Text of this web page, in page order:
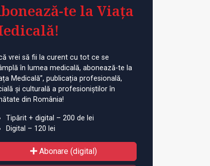
te la Viața
vrei să fii la curent cu tot ce se
în lumea medicală, abonează-te la
Medicală”, publicația profesională,
și culturală a profesioniștilor în
din România!
Tipărit + digital – 200 de lei
Digital – 120 lei
Abonare (digital)